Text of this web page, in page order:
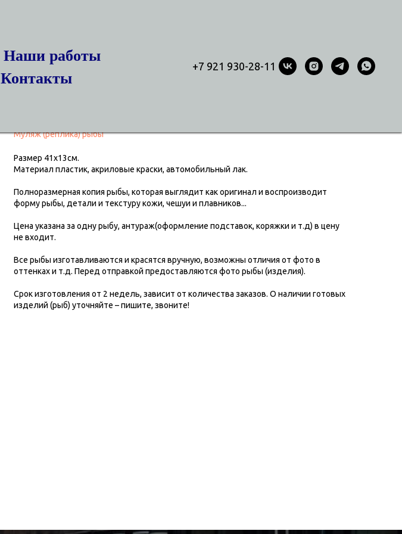
Наши работы
Контакты
+7 921 930-28-11
Муляж (реплика) рыбы
Размер 41х13см.
Материал пластик, акриловые краски, автомобильный лак.
Полноразмерная копия рыбы, которая выглядит как оригинал и воспроизводит
форму рыбы, детали и текстуру кожи, чешуи и плавников...
Цена указана за одну рыбу, антураж(оформление подставок, коряжки и т.д) в цену
не входит.
Все рыбы изготавливаются и красятся вручную, возможны отличия от фото в
оттенках и т.д. Перед отправкой предоставляются фото рыбы (изделия).
Срок изготовления от 2 недель, зависит от количества заказов. О наличии готовых
изделий (рыб) уточняйте – пишите, звоните!